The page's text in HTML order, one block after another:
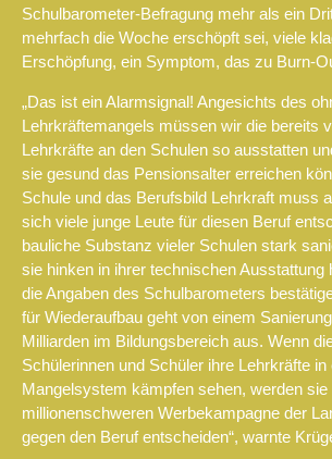
Schulbarometer-Befragung mehr als ein
mehrfach die Woche erschöpft sei, viele
Erschöpfung, ein Symptom, das zu Burn-
„Das ist ein Alarmsignal! Angesichts des
Lehrkräftemangels müssen wir die bereits
Lehrkräfte an den Schulen so ausstatten
sie gesund das Pensionsalter erreichen
Schule und das Berufsbild Lehrkraft muss
sich viele junge Leute für diesen Beruf
bauliche Substanz vieler Schulen stark
sie hinken in ihrer technischen Ausstattung
die Angaben des Schulbarometers
für Wiederaufbau geht von einem
Milliarden im Bildungsbereich aus. Wenn
Schülerinnen und Schüler ihre Lehrkräfte in
Mangelsystem kämpfen sehen, werden
millionenschweren Werbekampagne der
gegen den Beruf entscheiden“, warnte